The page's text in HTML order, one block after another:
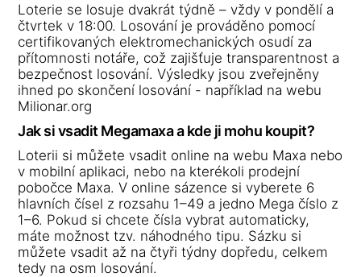
Loterie se losuje dvakrát týdně – vždy v pondělí a
čtvrtek v 18:00. Losování je prováděno pomocí
certifikovaných elektromechanických osudí za
přítomnosti notáře, což zajišťuje transparentnost a
bezpečnost losování. Výsledky jsou zveřejněny
ihned po skončení losování - například na webu
Milionar.org
Jak si vsadit Megamaxa a kde ji mohu koupit?
Loterii si můžete vsadit online na webu Maxa nebo
v mobilní aplikaci, nebo na kterékoli prodejní
pobočce Maxa. V online sázence si vyberete 6
hlavních čísel z rozsahu 1–49 a jedno Mega číslo z
1–6. Pokud si chcete čísla vybrat automaticky,
máte možnost tzv. náhodného tipu. Sázku si
můžete vsadit až na čtyři týdny dopředu, celkem
tedy na osm losování.